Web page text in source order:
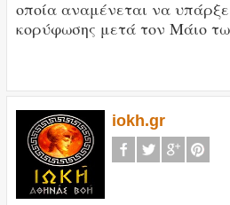
οποία αναμένεται να
κορύφωσης μετά τον Μάιο
iokh.gr